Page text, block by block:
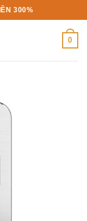
300%
0